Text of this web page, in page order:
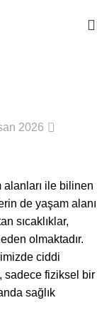
2026 0
ile bilinen
de yaşam alanı
sıcaklıklar,
olmaktadır.
ciddi
sadece fiziksel bir
sağlık